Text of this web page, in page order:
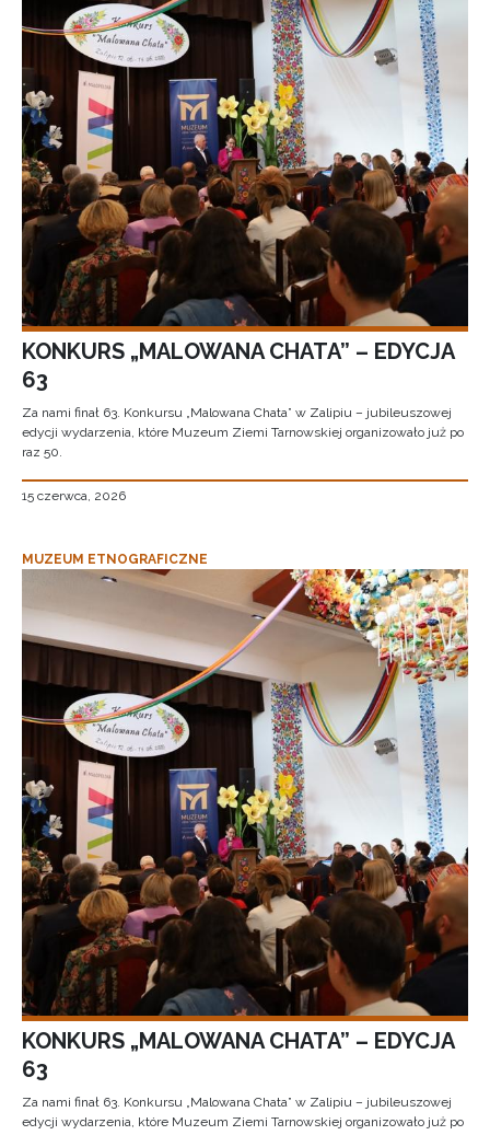
KONKURS „MALOWANA CHATA” – EDYCJA
63
Za nami finał 63. Konkursu „Malowana Chata” w Zalipiu – jubileuszowej
edycji wydarzenia, które Muzeum Ziemi Tarnowskiej organizowało już po
raz 50.
15 czerwca, 2026
MUZEUM ETNOGRAFICZNE
KONKURS „MALOWANA CHATA” – EDYCJA
63
Za nami finał 63. Konkursu „Malowana Chata” w Zalipiu – jubileuszowej
edycji wydarzenia, które Muzeum Ziemi Tarnowskiej organizowało już po